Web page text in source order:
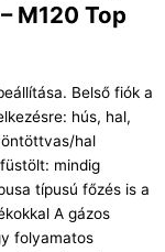
M120 Top
Belső fiók a
hús, hal,
hal
mindig
típusú főzés is a
A gázos
folyamatos